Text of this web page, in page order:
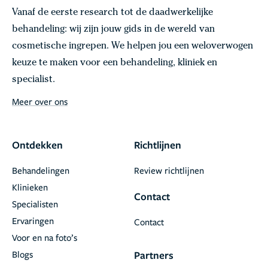
Vanaf de eerste research tot de daadwerkelijke
behandeling: wij zijn jouw gids in de wereld van
cosmetische ingrepen. We helpen jou een weloverwogen
keuze te maken voor een behandeling, kliniek en
specialist.
Meer over ons
Ontdekken
Behandelingen
Klinieken
Specialisten
Ervaringen
Voor en na foto’s
Blogs
Richtlijnen
Review richtlijnen
Contact
Contact
Partners